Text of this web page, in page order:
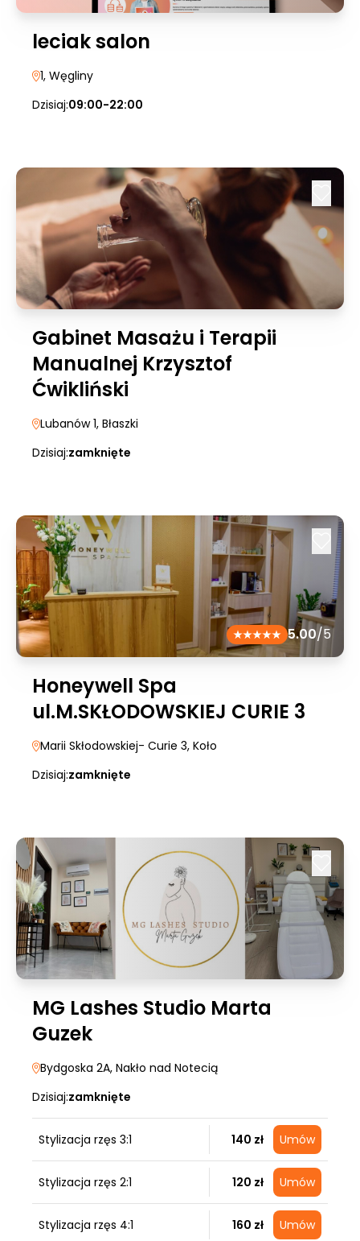
leciak salon
1, Węgliny
Dzisiaj:09:00-22:00
Gabinet Masażu i Terapii
Manualnej Krzysztof
Ćwikliński
Lubanów 1, Błaszki
Dzisiaj:zamknięte
5.00/5
Honeywell Spa
ul.M.SKŁODOWSKIEJ CURIE 3
Marii Skłodowskiej- Curie 3, Koło
Dzisiaj:zamknięte
MG Lashes Studio Marta
Guzek
Bydgoska 2A, Nakło nad Notecią
Dzisiaj:zamknięte
Stylizacja rzęs 3:1 140 zł Umów
Stylizacja rzęs 2:1 120 zł Umów
Stylizacja rzęs 4:1 160 zł Umów